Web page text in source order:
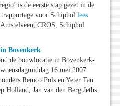
is de eerste stap gezet in de
voor Schiphol lees
CROS, Schiphol
Bovenkerk
de bouwlocatie in Bovenkerk-
16 mei 2007
Remco Pols en Yeter Tan
Holland, Jan van den Berg Jeths